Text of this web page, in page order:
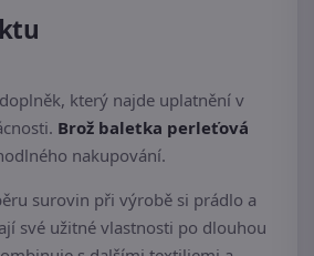
který najde uplatnění v
Brož baletka perleťová
nakupování.
surovin při výrobě si prádlo a
své užitné vlastnosti po dlouhou